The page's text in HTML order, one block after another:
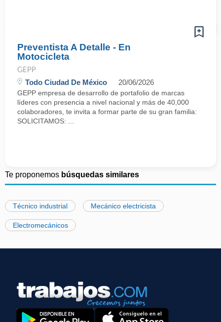
Preventista A Detalle - En
Motocicleta
GEPP
Todo Ciudad De México 20/06/2026
GEPP empresa de desarrollo de portafolio de marcas
líderes con presencia a nivel nacional y más de 40,000
colaboradores, te invita a formar parte de su gran familia:
SOLICITAMOS: ...
Te proponemos búsquedas similares
Técnico industrial Mecánico electricista
Electromecánicos